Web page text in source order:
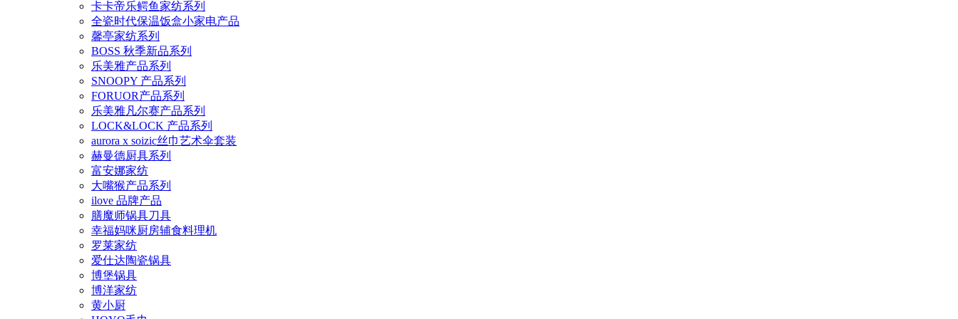
卡卡帝乐鳄鱼家纺系列
全瓷时代保温饭盒小家电产品
馨亭家纺系列
BOSS 秋季新品系列
乐美雅产品系列
SNOOPY 产品系列
FORUOR产品系列
乐美雅凡尔赛产品系列
LOCK&LOCK 产品系列
aurora x soizic丝巾艺术伞套装
赫曼德厨具系列
富安娜家纺
大嘴猴产品系列
ilove 品牌产品
膳魔师锅具刀具
幸福妈咪厨房辅食料理机
罗莱家纺
爱仕达陶瓷锅具
博堡锅具
博洋家纺
黄小厨